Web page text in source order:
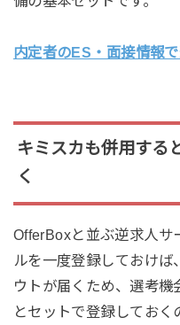
内定者のES・面接情報
キミスカも併用する
く
OfferBoxと並ぶ逆求人サ
ルを一度登録しておけば、
ウトが届くため、選考機
とセットで登録しておく